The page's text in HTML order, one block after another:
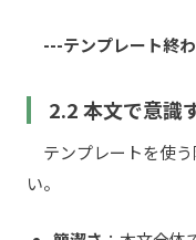
---テンプレート終
2.2 本文で意識
テンプレートを使う
い。